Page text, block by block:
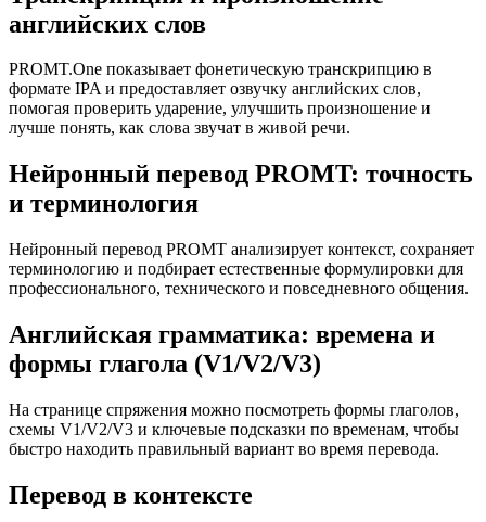
английских слов
PROMT.One показывает фонетическую транскрипцию в
формате IPA и предоставляет озвучку английских слов,
помогая проверить ударение, улучшить произношение и
лучше понять, как слова звучат в живой речи.
Нейронный перевод PROMT: точность
и терминология
Нейронный перевод PROMT анализирует контекст, сохраняет
терминологию и подбирает естественные формулировки для
профессионального, технического и повседневного общения.
Английская грамматика: времена и
формы глагола (V1/V2/V3)
На странице спряжения можно посмотреть формы глаголов,
схемы V1/V2/V3 и ключевые подсказки по временам, чтобы
быстро находить правильный вариант во время перевода.
Перевод в контексте